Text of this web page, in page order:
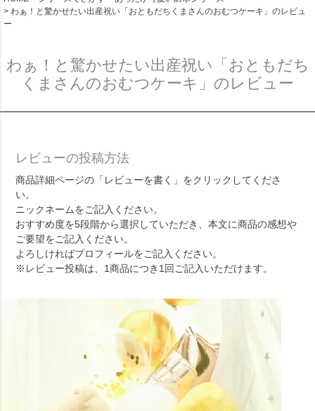
わぁ！と驚かせたい出産祝い「おともだちくまさんのおむつケーキ」のレビュ
ー
わぁ！と驚かせたい出産祝い「おともだち
くまさんのおむつケーキ」のレビュー
レビューの投稿方法
商品詳細ページの「レビューを書く」をクリックしてくださ
い。
ニックネームをご記入ください。
おすすめ度を5段階から選択していただき、本文に商品の感想や
ご要望をご記入ください。
よろしければプロフィールをご記入ください。
※レビュー投稿は、1商品につき1回ご記入いただけます。